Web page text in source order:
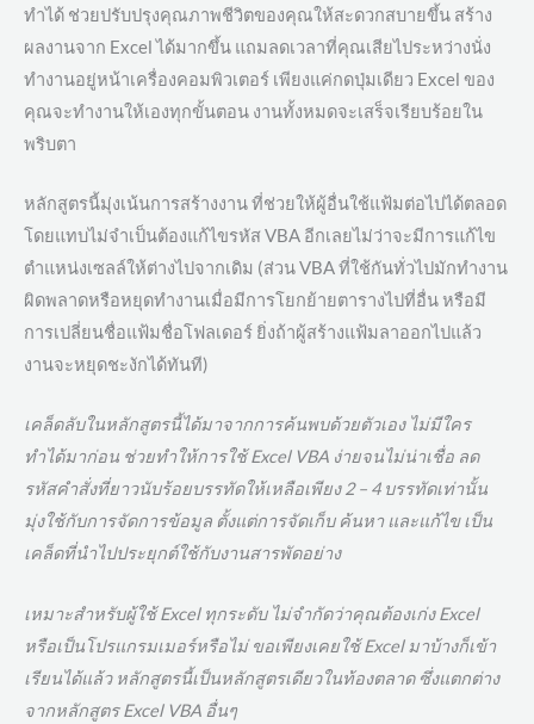
ทำได้ ช่วยปรับปรุงคุณภาพชีวิตของคุณให้สะดวกสบายขึ้น สร้าง
ผลงานจาก Excel ได้มากขึ้น แถมลดเวลาที่คุณเสียไประหว่างนั่ง
ทำงานอยู่หน้าเครื่องคอมพิวเตอร์ เพียงแค่กดปุ่มเดียว Excel ของ
คุณจะทำงานให้เองทุกขั้นตอน งานทั้งหมดจะเสร็จเรียบร้อยใน
พริบตา
หลักสูตรนี้มุ่งเน้นการสร้างงาน ที่ช่วยให้ผู้อื่นใช้แฟ้มต่อไปได้ตลอด
โดยแทบไม่จำเป็นต้องแก้ไขรหัส VBA อีกเลยไม่ว่าจะมีการแก้ไข
ตำแหน่งเซลล์ให้ต่างไปจากเดิม (ส่วน VBA ที่ใช้กันทั่วไปมักทำงาน
ผิดพลาดหรือหยุดทำงานเมื่อมีการโยกย้ายตารางไปที่อื่น หรือมี
การเปลี่ยนชื่อแฟ้มชื่อโฟลเดอร์ ยิ่งถ้าผู้สร้างแฟ้มลาออกไปแล้ว
งานจะหยุดชะงักได้ทันที)
เคล็ดลับในหลักสูตรนี้ได้มาจากการค้นพบด้วยตัวเอง ไม่มีใคร
ทำได้มาก่อน ช่วยทำให้การใช้ Excel VBA ง่ายจนไม่น่าเชื่อ ลด
รหัสคำสั่งที่ยาวนับร้อยบรรทัดให้เหลือเพียง 2 – 4 บรรทัดเท่านั้น
มุ่งใช้กับการจัดการข้อมูล ตั้งแต่การจัดเก็บ ค้นหา และแก้ไข เป็น
เคล็ดที่นำไปประยุกต์ใช้กับงานสารพัดอย่าง
เหมาะสำหรับผู้ใช้ Excel ทุกระดับ ไม่จำกัดว่าคุณต้องเก่ง Excel
หรือเป็นโปรแกรมเมอร์หรือไม่ ขอเพียงเคยใช้ Excel มาบ้างก็เข้า
เรียนได้แล้ว หลักสูตรนี้เป็นหลักสูตรเดียวในท้องตลาด ซึ่งแตกต่าง
จากหลักสูตร Excel VBA อื่นๆ